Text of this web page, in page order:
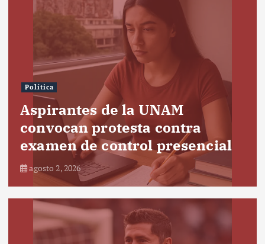
Política
Aspirantes de la UNAM
convocan protesta contra
examen de control presencial
agosto 2, 2026